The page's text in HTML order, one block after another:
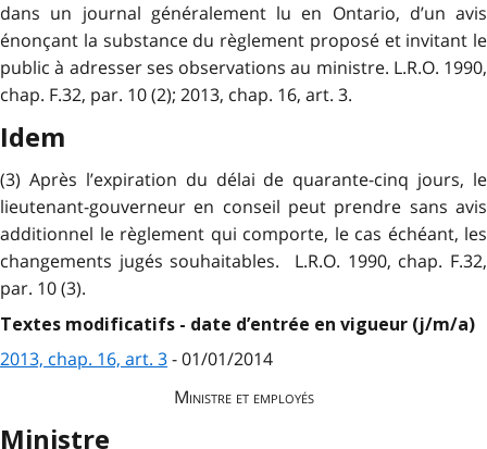
dans un journal généralement lu en Ontario, d’un avis
énonçant la substance du règlement proposé et invitant le
public à adresser ses observations au ministre. L.R.O. 1990,
chap. F.32, par. 10 (2); 2013, chap. 16, art. 3.
Idem
(3) Après l’expiration du délai de quarante-cinq jours, le
lieutenant-gouverneur en conseil peut prendre sans avis
additionnel le règlement qui comporte, le cas échéant, les
changements jugés souhaitables. L.R.O. 1990, chap. F.32,
par. 10 (3).
Textes modificatifs - date d’entrée en vigueur (j/m/a)
2013, chap. 16, art. 3- 01/01/2014
Ministre et employés
Ministre